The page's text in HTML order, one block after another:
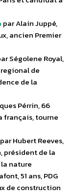
par Alain Juppé,
ancien Premier
Ségolene Royal,
de
de la
Pérrin, 66
français, tourne
par Hubert Reeves,
président de la
nature
51 ans, PDG
de construction